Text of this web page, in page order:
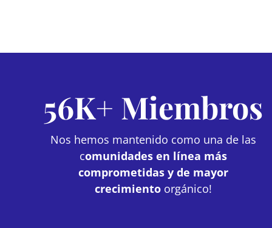
56K+ Miembros
Nos hemos mantenido como una de las
comunidades en línea más
comprometidas y de mayor
crecimientoorgánico!